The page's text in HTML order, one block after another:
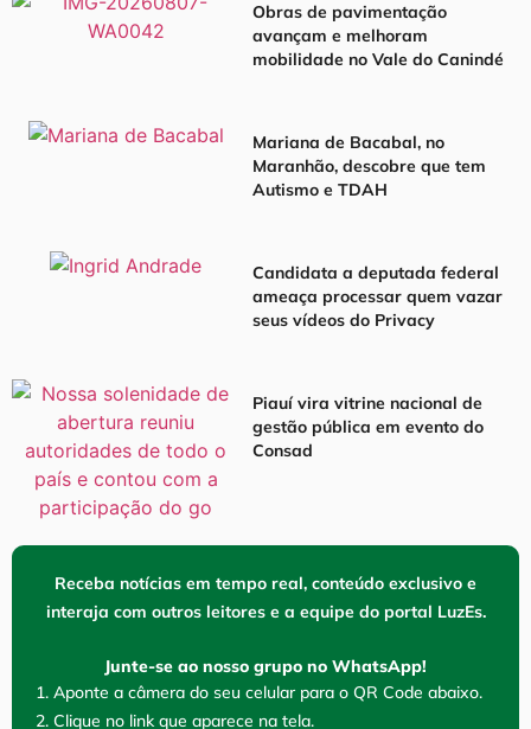
Obras de pavimentação
avançam e melhoram
mobilidade no Vale do Canindé
Mariana de Bacabal, no
Maranhão, descobre que tem
Autismo e TDAH
Candidata a deputada federal
ameaça processar quem vazar
seus vídeos do Privacy
Piauí vira vitrine nacional de
gestão pública em evento do
Consad
Receba notícias em tempo real, conteúdo exclusivo e
interaja com outros leitores e a equipe do portal LuzEs.
Junte-se ao nosso grupo no WhatsApp!
1. Aponte a câmera do seu celular para o QR Code abaixo.
2. Clique no link que aparece na tela.